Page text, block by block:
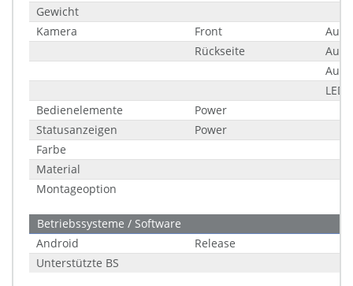
Gewicht
Kamera
Front
Rückseite
LED
Bedienelemente
Power
Statusanzeigen
Power
Farbe
Material
Montageoption
Betriebssysteme / Software
Android
Release
Unterstützte BS